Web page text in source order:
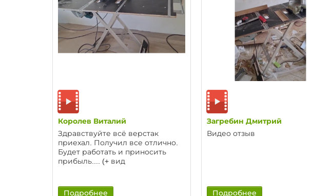
Королев Виталий
Здравствуйте всё верстак
приехал. Получил все отлично.
Будет работать и приносить
прибыль.... (+ вид
Подробнее
Загребин Дмитрий
Видео отзыв
Подробнее